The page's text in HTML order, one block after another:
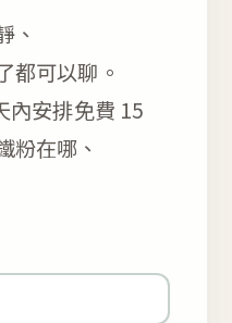
、
都可以聊。
內安排免費 15
粉在哪、